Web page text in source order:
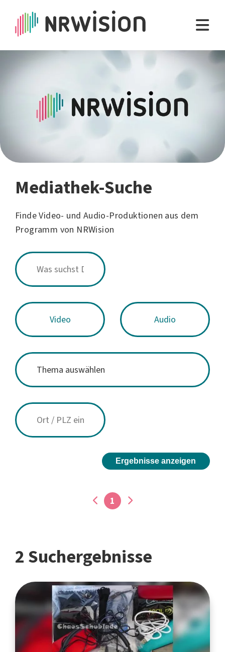
Mediathek-Suche
Finde Video- und Audio-Produktionen aus dem
Programm von NRWision
Video Audio
Ergebnisse anzeigen
1
2 Suchergebnisse